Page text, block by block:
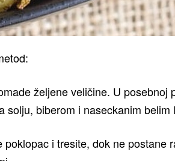
željene veličine. U posebnoj
solju, biberom i naseckanim belim
i tresite, dok ne postane